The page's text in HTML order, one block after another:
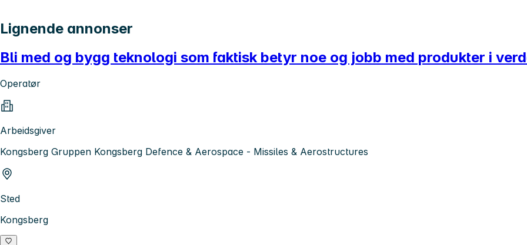
Lignende annonser
Bli med og bygg teknologi som faktisk betyr noe og jobb med produkter i
Operatør
Arbeidsgiver
Kongsberg Gruppen Kongsberg Defence & Aerospace - Missiles & Aerostructures
Sted
Kongsberg